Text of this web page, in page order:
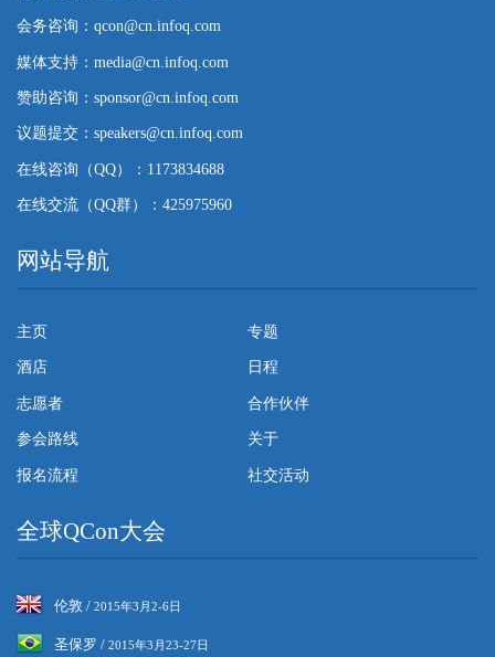
会务咨询：qcon@cn.infoq.com
媒体支持：media@cn.infoq.com
赞助咨询：sponsor@cn.infoq.com
议题提交：speakers@cn.infoq.com
在线咨询（QQ）：1173834688
在线交流（QQ群）：425975960
网站导航
主页 专题
酒店 日程
志愿者 合作伙伴
参会路线 关于
报名流程 社交活动
全球QCon大会
伦敦 / 2015年3月2-6日
圣保罗 / 2015年3月23-27日